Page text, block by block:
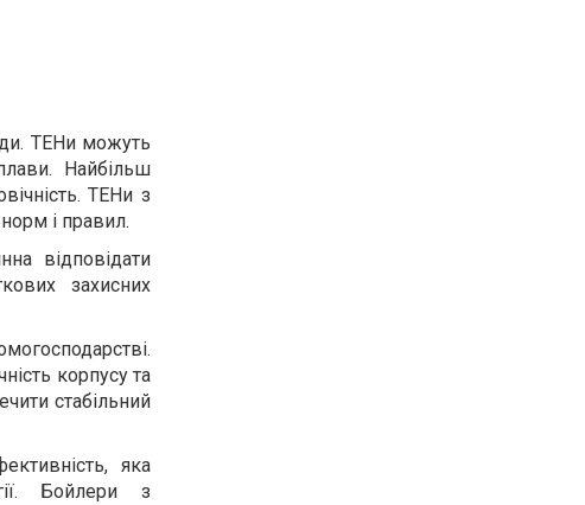
ТЕНи можуть
Найбільш
ТЕНи з
і правил.
відповідати
захисних
корпусу та
стабільний
яка
Бойлери з